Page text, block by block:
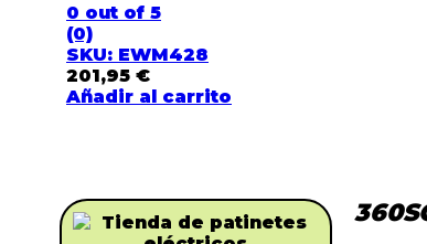
0 out of 5
(0)
SKU: EWM428
201,95 €
Añadir al carrito